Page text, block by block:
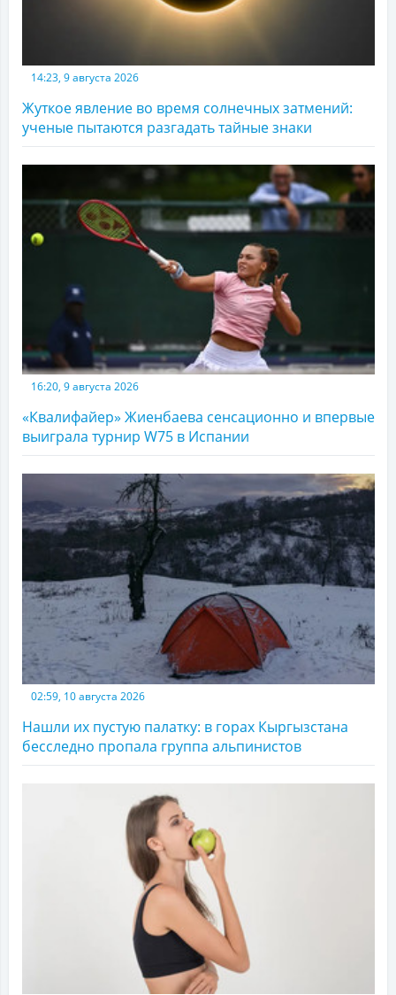
14:23, 9 августа 2026
Жуткое явление во время солнечных затмений:
ученые пытаются разгадать тайные знаки
16:20, 9 августа 2026
«Квалифайер» Жиенбаева сенсационно и впервые
выиграла турнир W75 в Испании
02:59, 10 августа 2026
Нашли их пустую палатку: в горах Кыргызстана
бесследно пропала группа альпинистов